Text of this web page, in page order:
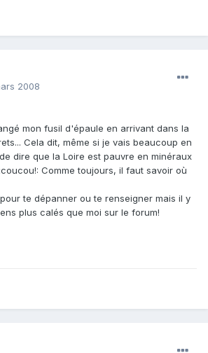
2008
mon fusil d'épaule en arrivant dans la
Cela dit, même si je vais beaucoup en
dire que la Loire est pauvre en minéraux
Comme toujours, il faut savoir où
te dépanner ou te renseigner mais il y
plus calés que moi sur le forum!